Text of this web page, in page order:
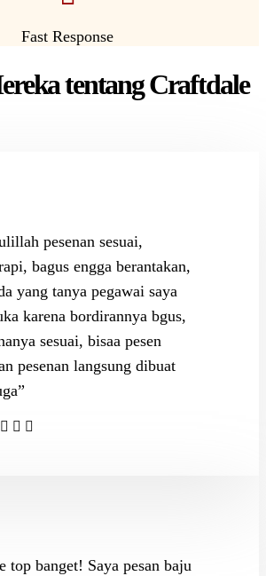
Fast Response
tentang Craftdale
pesenan sesuai,
bagus engga berantakan,
yang tanya pegawai saya
karena bordirannya bgus,
sesuai, bisaa pesen
pesenan langsung dibuat
top banget! Saya pesan baju